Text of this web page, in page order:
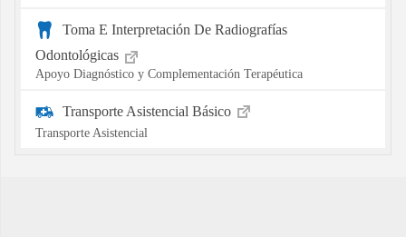
Toma E Interpretación De Radiografías
Odontológicas
Apoyo Diagnóstico y Complementación Terapéutica
Transporte Asistencial Básico
Transporte Asistencial